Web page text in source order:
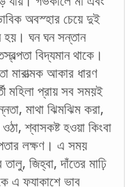
অবস্হার চেয়ে দুই
হয়। ঘন ঘন সন্তান
বিদ্যমান থাকে।
মারাত্মক আকার ধারণ
মহিলা প্রায় সব সময়ই
মাথা ঝিমঝিম করা,
শ্বাসকষ্ট হওয়া কিংবা
লক্ষণ। এ সময়
জিহ্বা, দাঁতের মাঢ়ি
এ ফ্যাকাশে ভাব